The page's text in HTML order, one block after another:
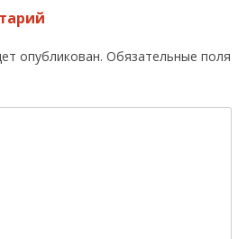
опубликован. Обязательные поля